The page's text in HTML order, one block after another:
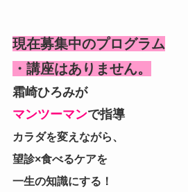
現在募集中のプログラム
・講座はありません。
霜崎ひろみが
マンツーマンで指導
カラダを変えながら、
望診×食べるケアを
一生の知識にする！